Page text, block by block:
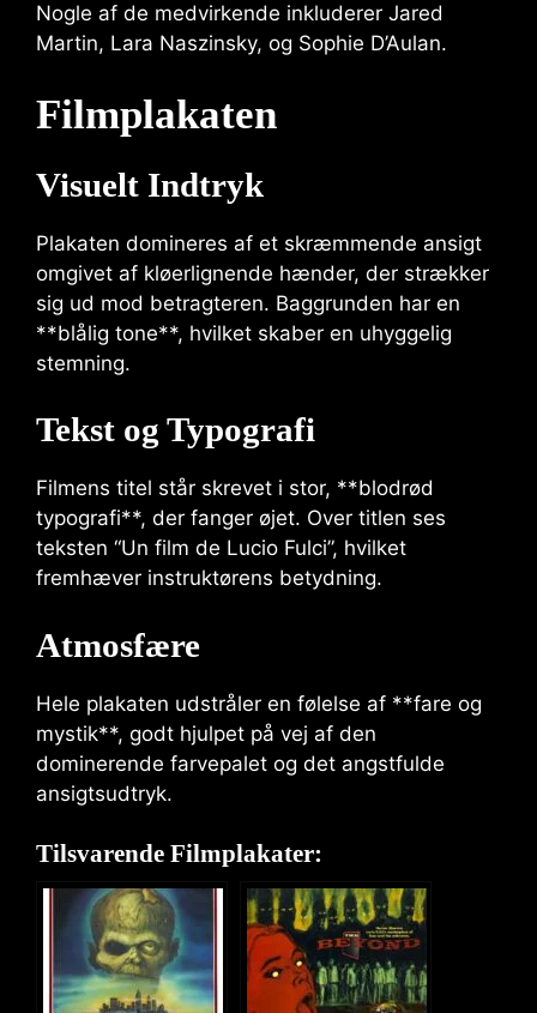
Nogle af de medvirkende inkluderer Jared
Martin, Lara Naszinsky, og Sophie D’Aulan.
Filmplakaten
Visuelt Indtryk
Plakaten domineres af et skræmmende ansigt
omgivet af kløerlignende hænder, der strækker
sig ud mod betragteren. Baggrunden har en
**blålig tone**, hvilket skaber en uhyggelig
stemning.
Tekst og Typografi
Filmens titel står skrevet i stor, **blodrød
typografi**, der fanger øjet. Over titlen ses
teksten “Un film de Lucio Fulci”, hvilket
fremhæver instruktørens betydning.
Atmosfære
Hele plakaten udstråler en følelse af **fare og
mystik**, godt hjulpet på vej af den
dominerende farvepalet og det angstfulde
ansigtsudtryk.
Tilsvarende Filmplakater: